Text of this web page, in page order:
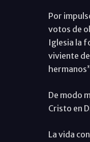
Por
votos de
Iglesia la
viviente
De modo
Cristo en
La vida